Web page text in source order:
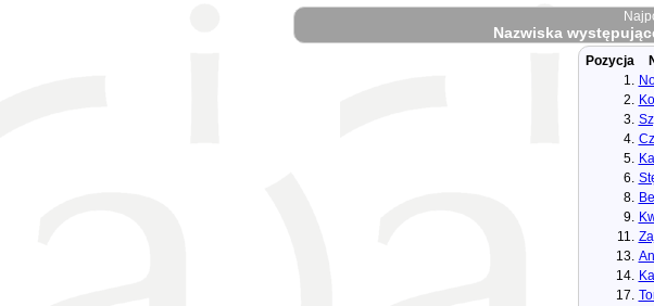
Nazwiska
Pozycja
1.
2.
3.
4.
5.
6.
8.
9.
11.
13.
14.
17.